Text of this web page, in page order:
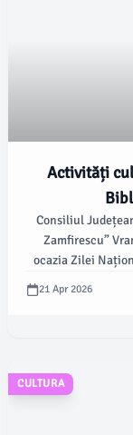
Activități
Consiliul
Zamfirescu”
ocazia Zilei
Cărții, pe 23
Săptămânii
21 Apr 2026
CULTURA